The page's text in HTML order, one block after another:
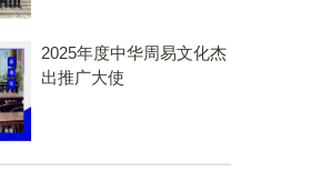
2025年度中华周易文化杰
出推广大使